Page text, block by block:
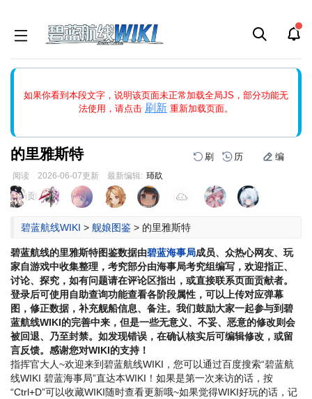
如果你看到本段文字，说明该页面未正常加载全局JS，部分功能无
法使用，请点击 刷新 重新加载页面。
能中的刷新按钮清除页面缓存并刷新，如果还有问题，请多尝试几
的里雅斯特 刷 历 编
阅读 2026-06-07更新 最新编辑: 㺰镹
跳
到
跳
到
页面贡献者 :
碧蓝航线WIKI > 舰娘图鉴 > 的里雅斯特
碧蓝航线的里雅斯特图鉴数据由碧蓝海事局成员、众热心网友、玩
家自游戏中收集整理，考究部分由海事局考究组编写，欢迎指正、
讨论、探究，如有问题请在评论区指出，或直接联系页面贡献者。
登录后可使用自助查询功能查看各阶段属性，可以上传对应弹幕
图，修正数据，补充舰船信息、备注。我们鼓励大家一起参与到碧
蓝航线WIKI的完善中来，但是一些无意义、不妥、恶意的修改则会
被回退、乃至封禁。如发现错误，在确认核实后可编辑修改，或留
言反馈。感谢您对WIKI的支持！
指挥官大人~欢迎来到碧蓝航线WIKI，您可以通过百度搜索“碧蓝航
线WIKI 碧蓝海事局”直达本WIKI！如果是第一次来访的话，按
“Ctrl+D”可以收藏WIKI随时查看更新哦~如果觉得WIKI好玩的话，记